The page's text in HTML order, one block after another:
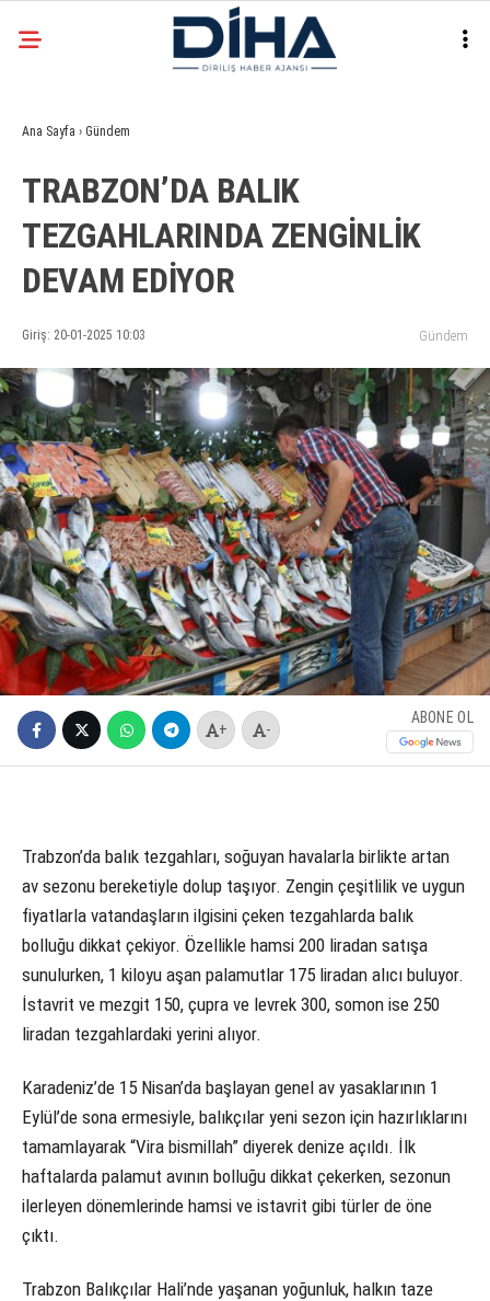
29°
ANKARA
EKONOMI
SIYASET
DÜNYA
Ana Sayfa › Gündem
TRABZON’DA BALIK
TEZGAHLARINDA ZENGİNLİK
DEVAM EDİYOR
Giriş: 20-01-2025 10:03 Gündem
+ -
ABONE OL
Trabzon’da balık tezgahları, soğuyan havalarla birlikte artan
av sezonu bereketiyle dolup taşıyor. Zengin çeşitlilik ve uygun
fiyatlarla vatandaşların ilgisini çeken tezgahlarda balık
bolluğu dikkat çekiyor. Özellikle hamsi 200 liradan satışa
sunulurken, 1 kiloyu aşan palamutlar 175 liradan alıcı buluyor.
İstavrit ve mezgit 150, çupra ve levrek 300, somon ise 250
liradan tezgahlardaki yerini alıyor.
Karadeniz’de 15 Nisan’da başlayan genel av yasaklarının 1
Eylül’de sona ermesiyle, balıkçılar yeni sezon için hazırlıklarını
tamamlayarak “Vira bismillah” diyerek denize açıldı. İlk
haftalarda palamut avının bolluğu dikkat çekerken, sezonun
ilerleyen dönemlerinde hamsi ve istavrit gibi türler de öne
çıktı.
Trabzon Balıkçılar Hali’nde yaşanan yoğunluk, halkın taze